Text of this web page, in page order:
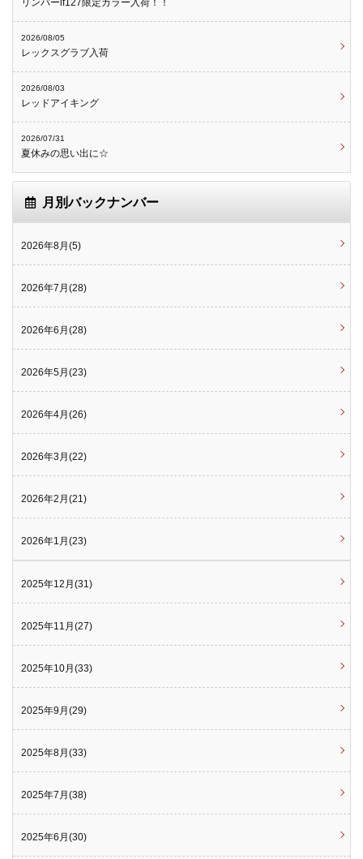
リンバーif127限定カラー入荷！！
2026/08/05
レックスグラブ入荷
2026/08/03
レッドアイキング
2026/07/31
夏休みの思い出に☆
月別バックナンバー
2026年8月(5)
2026年7月(28)
2026年6月(28)
2026年5月(23)
2026年4月(26)
2026年3月(22)
2026年2月(21)
2026年1月(23)
2025年12月(31)
2025年11月(27)
2025年10月(33)
2025年9月(29)
2025年8月(33)
2025年7月(38)
2025年6月(30)